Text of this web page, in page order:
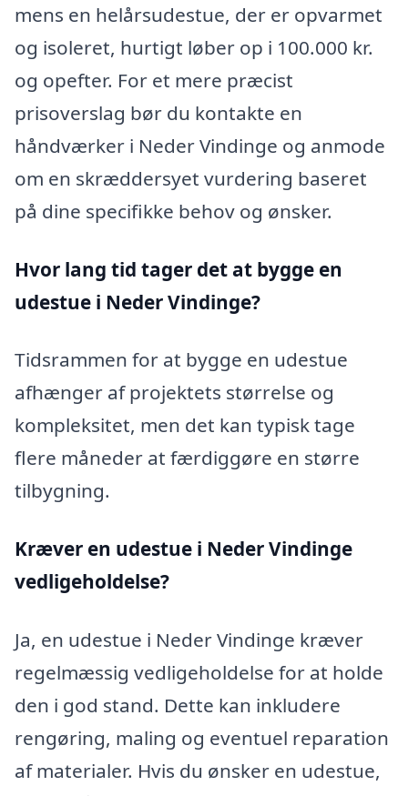
mens en helårsudestue, der er opvarmet
og isoleret, hurtigt løber op i 100.000 kr.
og opefter. For et mere præcist
prisoverslag bør du kontakte en
håndværker i Neder Vindinge og anmode
om en skræddersyet vurdering baseret
på dine specifikke behov og ønsker.
Hvor lang tid tager det at bygge en
udestue i Neder Vindinge?
Tidsrammen for at bygge en udestue
afhænger af projektets størrelse og
kompleksitet, men det kan typisk tage
flere måneder at færdiggøre en større
tilbygning.
Kræver en udestue i Neder Vindinge
vedligeholdelse?
Ja, en udestue i Neder Vindinge kræver
regelmæssig vedligeholdelse for at holde
den i god stand. Dette kan inkludere
rengøring, maling og eventuel reparation
af materialer. Hvis du ønsker en udestue,